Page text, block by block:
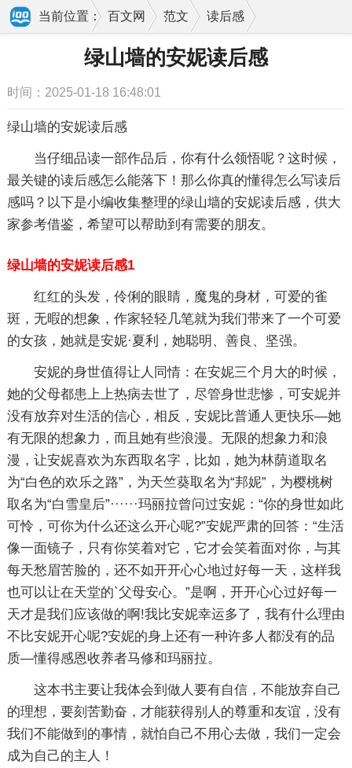
当前位置： 百文网 范文 读后感
读后感大全 绿山墙的安妮读后感
绿山墙的安妮读后感
时间：2025-01-18 16:48:01
绿山墙的安妮读后感
当仔细品读一部作品后，你有什么领悟呢？这时候，
最关键的读后感怎么能落下！那么你真的懂得怎么写读后
感吗？以下是小编收集整理的绿山墙的安妮读后感，供大
家参考借鉴，希望可以帮助到有需要的朋友。
绿山墙的安妮读后感1
红红的头发，伶俐的眼睛，魔鬼的身材，可爱的雀
斑，无暇的想象，作家轻轻几笔就为我们带来了一个可爱
的女孩，她就是安妮·夏利，她聪明、善良、坚强。
安妮的身世值得让人同情：在安妮三个月大的时候，
她的父母都患上上热病去世了，尽管身世悲惨，可安妮并
没有放弃对生活的信心，相反，安妮比普通人更快乐—她
有无限的想象力，而且她有些浪漫。无限的想象力和浪
漫，让安妮喜欢为东西取名字，比如，她为林荫道取名
为“白色的欢乐之路”，为天竺葵取名为“邦妮”，为樱桃树
取名为“白雪皇后”······玛丽拉曾问过安妮：“你的身世如此
可怜，可你为什么还这么开心呢?”安妮严肃的回答：“生活
像一面镜子，只有你笑着对它，它才会笑着面对你，与其
每天愁眉苦脸的，还不如开开心心地过好每一天，这样我
也可以让在天堂的`父母安心。”是啊，开开心心过好每一
天才是我们应该做的啊!我比安妮幸运多了，我有什么理由
不比安妮开心呢?安妮的身上还有一种许多人都没有的品
质—懂得感恩收养者马修和玛丽拉。
这本书主要让我体会到做人要有自信，不能放弃自己
的理想，要刻苦勤奋，才能获得别人的尊重和友谊，没有
我们不能做到的事情，就怕自己不用心去做，我们一定会
成为自己的主人！